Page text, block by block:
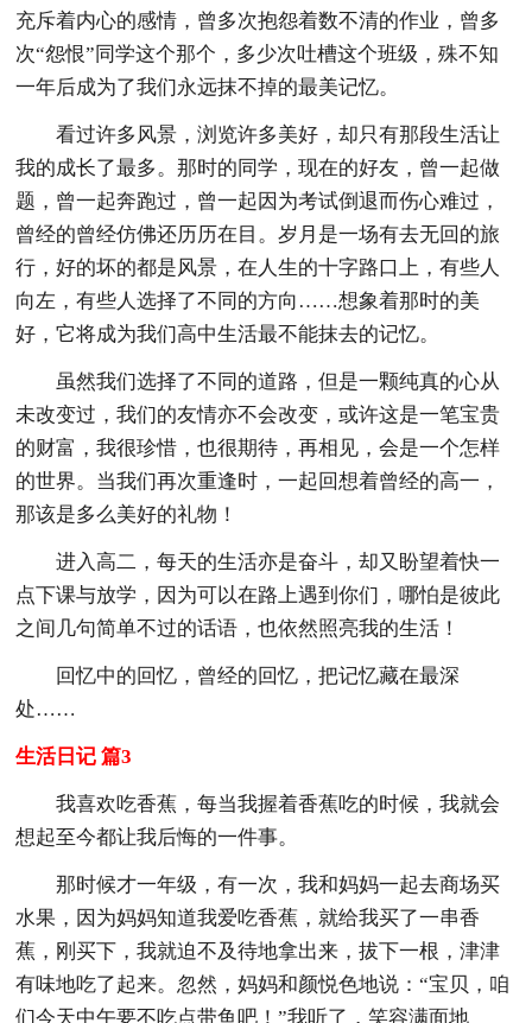
充斥着内心的感情，曾多次抱怨着数不清的作业，曾多
次“怨恨”同学这个那个，多少次吐槽这个班级，殊不知
一年后成为了我们永远抹不掉的最美记忆。
看过许多风景，浏览许多美好，却只有那段生活让
我的成长了最多。那时的同学，现在的好友，曾一起做
题，曾一起奔跑过，曾一起因为考试倒退而伤心难过，
曾经的曾经仿佛还历历在目。岁月是一场有去无回的旅
行，好的坏的都是风景，在人生的十字路口上，有些人
向左，有些人选择了不同的方向……想象着那时的美
好，它将成为我们高中生活最不能抹去的记忆。
虽然我们选择了不同的道路，但是一颗纯真的心从
未改变过，我们的友情亦不会改变，或许这是一笔宝贵
的财富，我很珍惜，也很期待，再相见，会是一个怎样
的世界。当我们再次重逢时，一起回想着曾经的高一，
那该是多么美好的礼物！
进入高二，每天的生活亦是奋斗，却又盼望着快一
点下课与放学，因为可以在路上遇到你们，哪怕是彼此
之间几句简单不过的话语，也依然照亮我的生活！
回忆中的回忆，曾经的回忆，把记忆藏在最深
处……
生活日记 篇3
我喜欢吃香蕉，每当我握着香蕉吃的时候，我就会
想起至今都让我后悔的一件事。
那时候才一年级，有一次，我和妈妈一起去商场买
水果，因为妈妈知道我爱吃香蕉，就给我买了一串香
蕉，刚买下，我就迫不及待地拿出来，拔下一根，津津
有味地吃了起来。忽然，妈妈和颜悦色地说：“宝贝，咱
们今天中午要不吃点带鱼吧！”我听了，笑容满面地